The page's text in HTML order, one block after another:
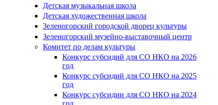
Детская музыкальная школа
Детская художественная школа
Зеленогорский городской дворец культуры
Зеленогорский музейно-выставочный центр
Комитет по делам культуры
Конкурс субсидий для СО НКО на 2026
год
Конкурс субсидий для СО НКО на 2025
год
Конкурс субсидии для СО НКО на 2024